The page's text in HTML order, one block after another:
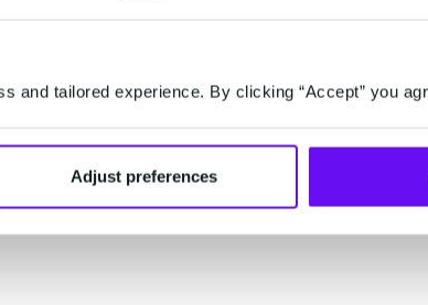
and tailored experience. By clicking “Accept” you
Adjust preferences
ント配信で、開封率